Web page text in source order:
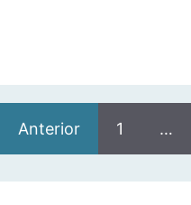
Anterior 1 …